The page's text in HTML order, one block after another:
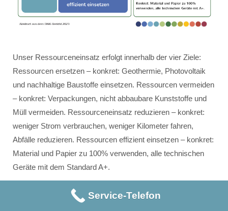
Unser Ressourceneinsatz erfolgt innerhalb der vier Ziele:
Ressourcen ersetzen – konkret: Geothermie, Photovoltaik
und nachhaltige Baustoffe einsetzen. Ressourcen vermeiden
– konkret: Verpackungen, nicht abbaubare Kunststoffe und
Müll vermeiden. Ressourceneinsatz reduzieren – konkret:
weniger Strom verbrauchen, weniger Kilometer fahren,
Abfälle reduzieren. Ressourcen effizient einsetzen – konkret:
Material und Papier zu 100% verwenden, alle technischen
Geräte mit dem Standard A+.
Service-Telefon